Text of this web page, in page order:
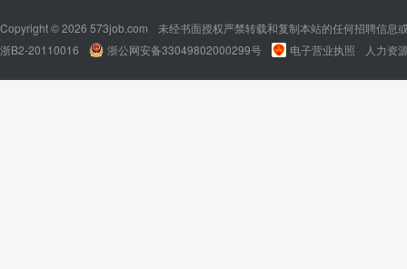
Copyright © 2026 573job.com
未经书面授权严禁转载和复制本站的任何招聘信息
浙B2-20110016
浙公网安备33049802000299号 电子营业执照 人力资